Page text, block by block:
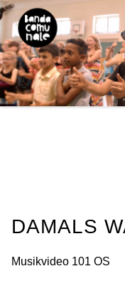
DAMALS
Musikvideo 101 OS